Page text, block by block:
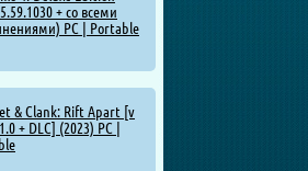
+ со всеми
PC | Portable
& Clank: Rift Apart [v
+ DLC] (2023) PC |